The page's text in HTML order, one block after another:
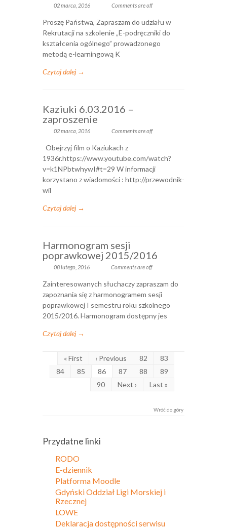
02 marca, 2016 Comments are off
Proszę Państwa, Zapraszam do udziału w
Rekrutacji na szkolenie „E-podręczniki do
kształcenia ogólnego” prowadzonego
metodą e-learningową K
Czytaj dalej →
Kaziuki 6.03.2016 –
zaproszenie
02 marca, 2016 Comments are off
Obejrzyj film o Kaziukach z
1936r.https://www.youtube.com/watch?
v=k1NPbtwhywI#t=29 W informacji
korzystano z wiadomości : http://przewodnik-
wil
Czytaj dalej →
Harmonogram sesji
poprawkowej 2015/2016
08 lutego, 2016 Comments are off
Zainteresowanych słuchaczy zapraszam do
zapoznania się z harmonogramem sesji
poprawkowej I semestru roku szkolnego
2015/2016. Harmonogram dostępny jes
Czytaj dalej →
« First ‹ Previous 82
83
84
85 86 87 88
89
90
Next › Last »
Wróć do góry
Przydatne linki
RODO
E-dziennik
Platforma Moodle
Gdyński Oddział Ligi Morskiej i
Rzecznej
LOWE
Deklaracja dostępności serwisu